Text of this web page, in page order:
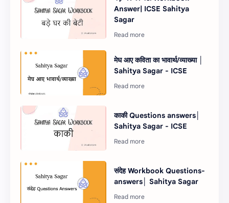
Answer| ICSE Sahitya
Sagar
मेघ आए कविता का भावार्थ/व्याख्या │
Sahitya Sagar - ICSE
काकी Questions answers│
Sahitya Sagar - ICSE
संदेह Workbook Questions-
answers│ Sahitya Sagar